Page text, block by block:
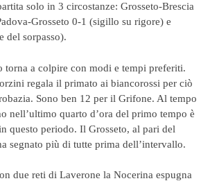
solo in 3 circostanze: Grosseto-Brescia
Grosseto 0-1 (sigillo su rigore) e
del sorpasso).
torna a colpire con modi e tempi preferiti.
regala il primato ai biancorossi per ciò
Sono ben 12 per il Grifone. Al tempo
nell’ultimo quarto d’ora del primo tempo è
questo periodo. Il Grosseto, al pari del
segnato più di tutte prima dell’intervallo.
due reti di Laverone la Nocerina espugna